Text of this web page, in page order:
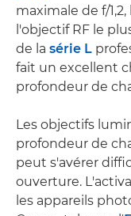
maximale de f/
l'objectif RF le
de la série L
fait un excellent
profondeur de
Les objectifs
profondeur de
peut s'avérer
ouverture.
les appareils